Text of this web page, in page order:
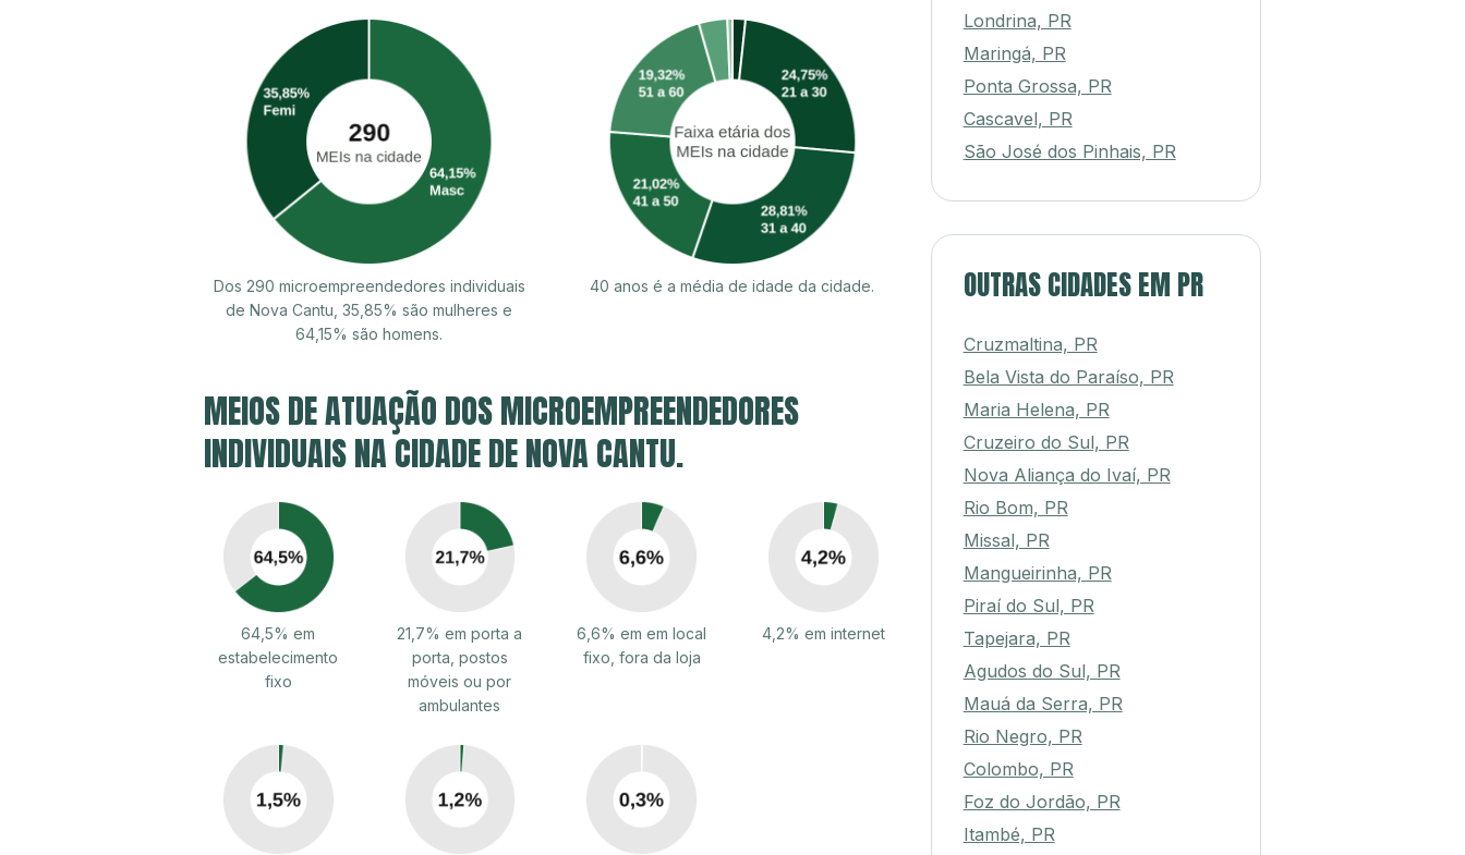
Dos 290 microempreendedores individuais
de Nova Cantu, 35,85% são mulheres e
64,15% são homens.
40 anos é a média de idade da cidade.
MEIOS DE ATUAÇÃO DOS MICROEMPREENDEDORES
INDIVIDUAIS NA CIDADE DE NOVA CANTU.
64,5% em
estabelecimento
fixo
21,7% em porta a
porta, postos
móveis ou por
ambulantes
6,6% em em local
fixo, fora da loja
4,2% em internet
Londrina, PR
Maringá, PR
Ponta Grossa, PR
Cascavel, PR
São José dos Pinhais, PR
OUTRAS CIDADES EM PR
Cruzmaltina, PR
Bela Vista do Paraíso, PR
Maria Helena, PR
Cruzeiro do Sul, PR
Nova Aliança do Ivaí, PR
Rio Bom, PR
Missal, PR
Mangueirinha, PR
Piraí do Sul, PR
Tapejara, PR
Agudos do Sul, PR
Mauá da Serra, PR
Rio Negro, PR
Colombo, PR
Foz do Jordão, PR
Itambé, PR